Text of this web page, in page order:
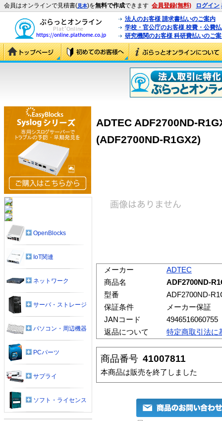
会員はオンラインで見積書(見本)を無料で作成できます 会員登録(無料) ログイン
法人のお客様 請求書払いのご案内
学校・官公庁のお客様 校費・公費
研究機関のお客様 科研費払いのご
ADTEC ADF2700ND-
(ADF2700ND-R1GX2)
メーカー
ADTEC
商品名
ADF2700ND-
型番
ADF2700ND-
保証条件
メーカー保証
JANコード
4946516060755
返品について
特定商取引法に
商品番号 41007811
本商品は販売を終了しました
OpenBlocks
IoT関連
ネットワーク
サーバ・ストレージ
パソコン・周辺機器
PCパーツ
サプライ
ソフト・ライセンス